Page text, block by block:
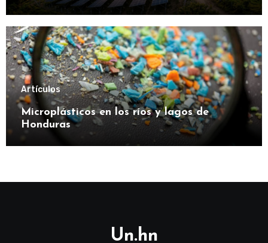
Artículos
Microplásticos en los ríos y lagos de
Honduras
Un.hn